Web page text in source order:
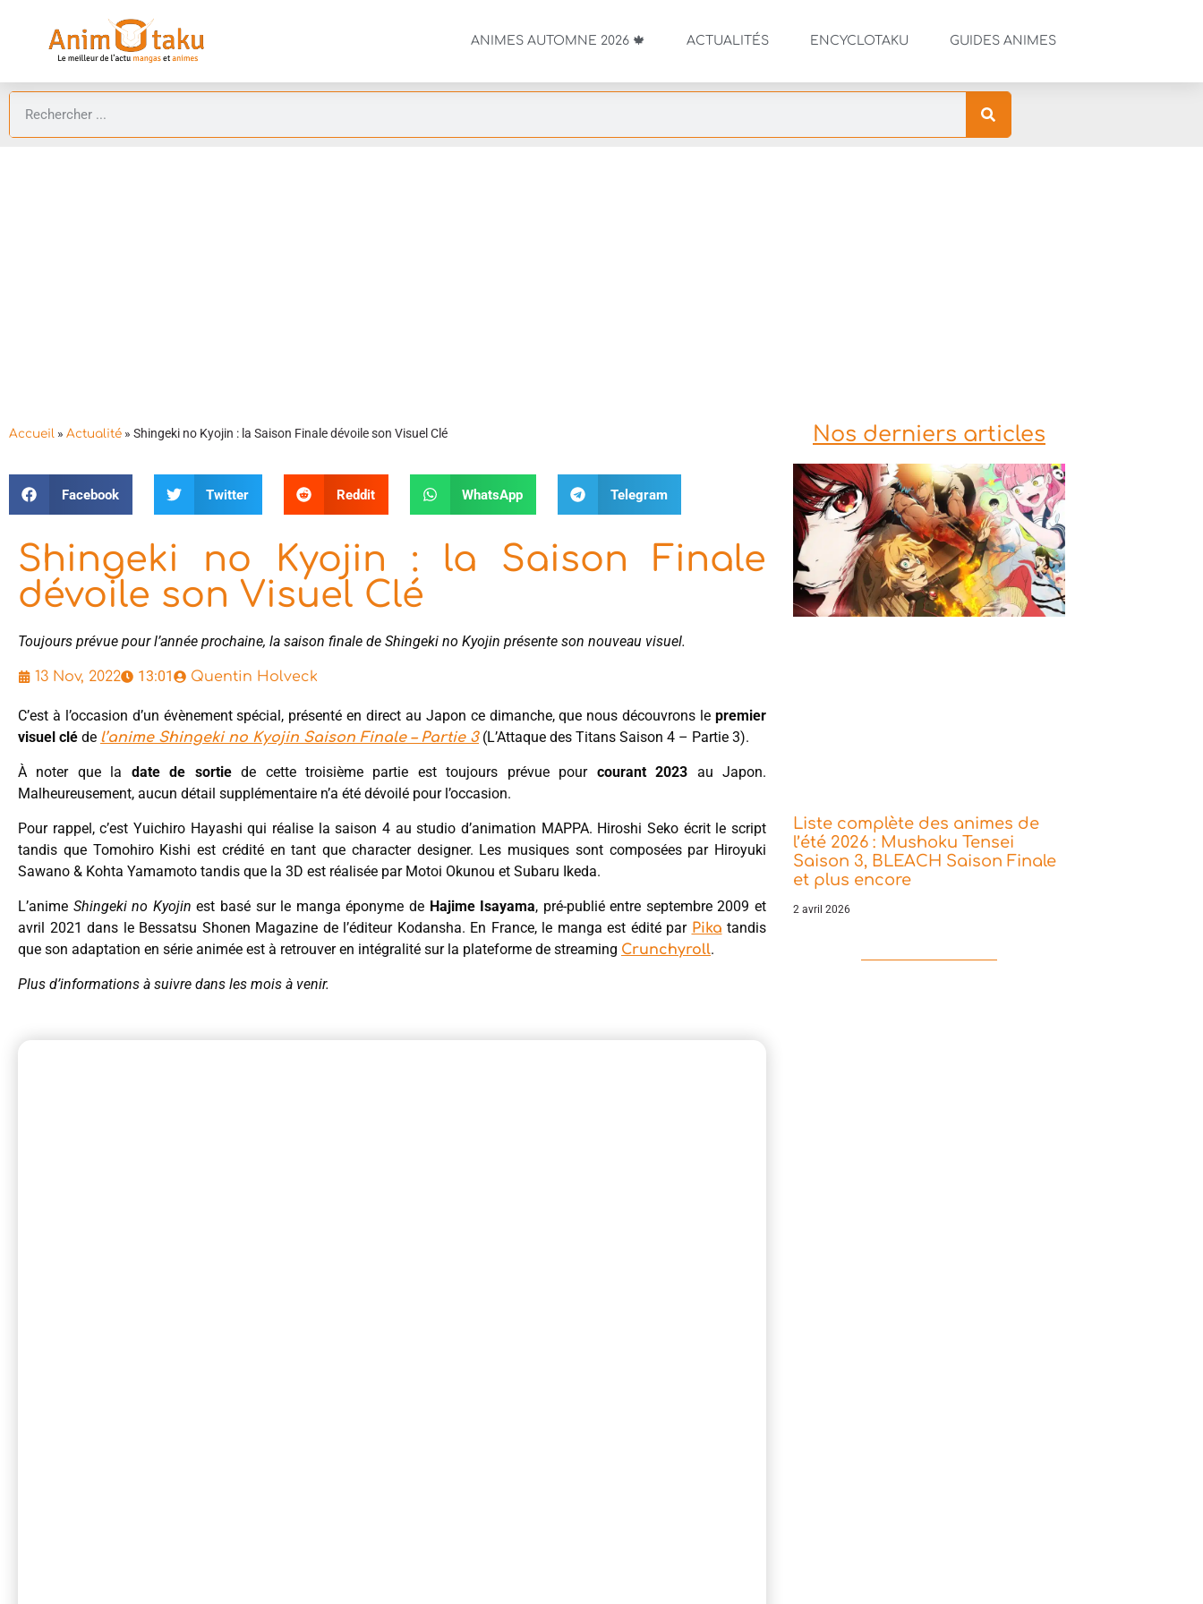
ANIMES AUTOMNE 2026 🍁 ACTUALITÉS ENCYCLOTAKU GUIDES ANIMES
Accueil » Actualité » Shingeki no Kyojin : la Saison Finale dévoile son Visuel Clé
Facebook Twitter Reddit WhatsApp Telegram
Shingeki no Kyojin : la Saison Finale
dévoile son Visuel Clé
Toujours prévue pour l’année prochaine, la saison finale de Shingeki no Kyojin présente son nouveau visuel.
13 Nov, 2022 13:01 Quentin Holveck
C’est à l’occasion d’un évènement spécial, présenté en direct au Japon ce dimanche, que nous découvrons le premier
visuel clé de l’anime Shingeki no Kyojin Saison Finale – Partie 3(L’Attaque des Titans Saison 4 – Partie 3).
À noter que la date de sortiede cette troisième partie est toujours prévue pour courant 2023 au Japon.
Malheureusement, aucun détail supplémentaire n’a été dévoilé pour l’occasion.
Pour rappel, c’est Yuichiro Hayashi qui réalise la saison 4 au studio d’animation MAPPA. Hiroshi Seko écrit le script
tandis que Tomohiro Kishi est crédité en tant que character designer. Les musiques sont composées par Hiroyuki
Sawano & Kohta Yamamoto tandis que la 3D est réalisée par Motoi Okunou et Subaru Ikeda.
L’anime Shingeki no Kyojin est basé sur le manga éponyme de Hajime Isayama, pré-publié entre septembre 2009 et
avril 2021 dans le Bessatsu Shonen Magazine de l’éditeur Kodansha. En France, le manga est édité par Pika tandis
que son adaptation en série animée est à retrouver en intégralité sur la plateforme de streaming Crunchyroll.
Plus d’informations à suivre dans les mois à venir.
Nos derniers articles
Liste complète des animes de
l’été 2026 : Mushoku Tensei
Saison 3, BLEACH Saison Finale
et plus encore
2 avril 2026